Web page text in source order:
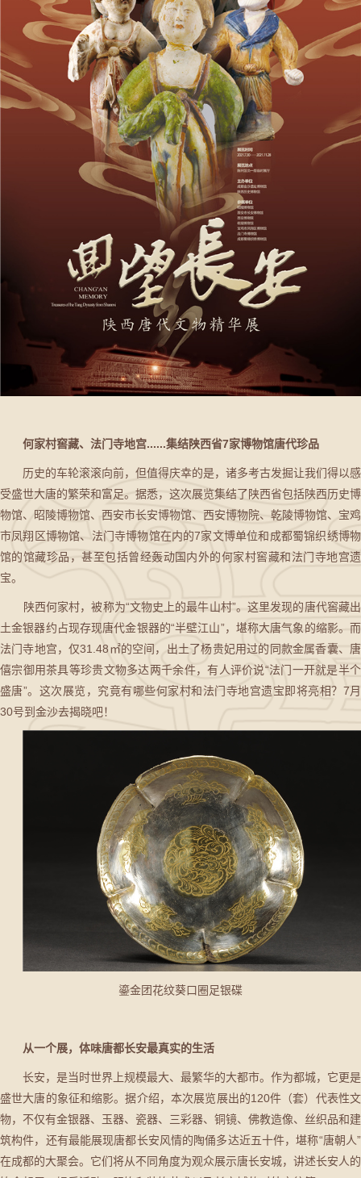
何家村窖藏、法门寺地宫......集结陕西省7家博物馆唐代珍品
历史的车轮滚滚向前，但值得庆幸的是，诸多考古发掘让我们得以感
受盛世大唐的繁荣和富足。据悉，这次展览集结了陕西省包括陕西历史博
物馆、昭陵博物馆、西安市长安博物馆、西安博物院、乾陵博物馆、宝鸡
市凤翔区博物馆、法门寺博物馆在内的7家文博单位和成都蜀锦织绣博物
馆的馆藏珍品，甚至包括曾经轰动国内外的何家村窖藏和法门寺地宫遗
宝。
陕西何家村，被称为“文物史上的最牛山村”。这里发现的唐代窖藏出
土金银器约占现存现唐代金银器的“半壁江山”，堪称大唐气象的缩影。而
法门寺地宫，仅31.48㎡的空间，出土了杨贵妃用过的同款金属香囊、唐
僖宗御用茶具等珍贵文物多达两千余件，有人评价说“法门一开就是半个
盛唐”。这次展览，究竟有哪些何家村和法门寺地宫遗宝即将亮相？7月
30号到金沙去揭晓吧！
鎏金团花纹葵口圈足银碟
从一个展，体味唐都长安最真实的生活
长安，是当时世界上规模最大、最繁华的大都市。作为都城，它更是
盛世大唐的象征和缩影。据介绍，本次展览展出的120件（套）代表性文
物，不仅有金银器、玉器、瓷器、三彩器、铜镜、佛教造像、丝织品和建
筑构件，还有最能展现唐都长安风情的陶俑多达近五十件，堪称“唐朝人”
在成都的大聚会。它们将从不同角度为观众展示唐长安城，讲述长安人的